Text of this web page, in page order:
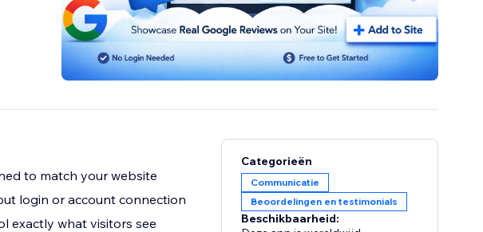
to match your website
login or account connection
exactly what visitors see
Categorieën
Communicatie
Beoordelingen en testimonials
Beschikbaarheid: